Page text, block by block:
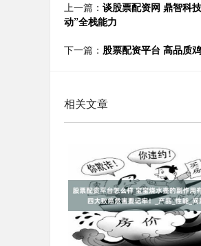
上一篇： 谈股票配资网 鼎智科
动”全栈能力
下一篇： 股票配资平台 高品质
相关文章